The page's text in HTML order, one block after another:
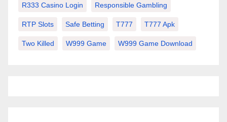
R333 Casino Login Responsible Gambling
RTP Slots Safe Betting T777 T777 Apk
Two Killed W999 Game W999 Game Download